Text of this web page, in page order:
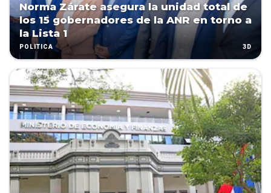
Norma Zárate asegura la unidad total de
los 15 gobernadores de la ANR en torno a
la Lista 1
POLÍTICA 3D